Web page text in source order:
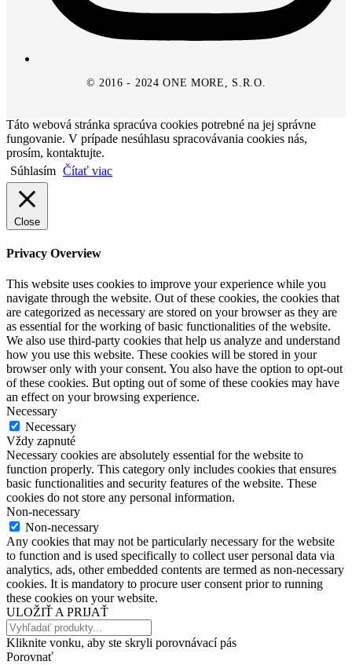
© 2016 - 2024 ONE MORE, S.R.O.
Táto webová stránka spracúva cookies potrebné na jej správne
fungovanie. V prípade nesúhlasu spracovávania cookies nás,
prosím, kontaktujte.
Súhlasím Čítať viac
Close
Privacy Overview
This website uses cookies to improve your experience while you
navigate through the website. Out of these cookies, the cookies that
are categorized as necessary are stored on your browser as they are
as essential for the working of basic functionalities of the website.
We also use third-party cookies that help us analyze and understand
how you use this website. These cookies will be stored in your
browser only with your consent. You also have the option to opt-out
of these cookies. But opting out of some of these cookies may have
an effect on your browsing experience.
Necessary
Necessary
Vždy zapnuté
Necessary cookies are absolutely essential for the website to
function properly. This category only includes cookies that ensures
basic functionalities and security features of the website. These
cookies do not store any personal information.
Non-necessary
Non-necessary
Any cookies that may not be particularly necessary for the website
to function and is used specifically to collect user personal data via
analytics, ads, other embedded contents are termed as non-necessary
cookies. It is mandatory to procure user consent prior to running
these cookies on your website.
ULOŽIŤ A PRIJAŤ
Kliknite vonku, aby ste skryli porovnávací pás
Porovnať